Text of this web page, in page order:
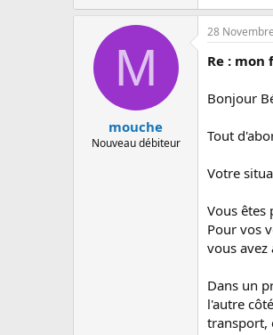
M
mouche
Nouveau débiteur
28
Re :
Bonjour
Tout
Votre
Vous
Pour vos
vous avez
Dans un
l'autre
transport,